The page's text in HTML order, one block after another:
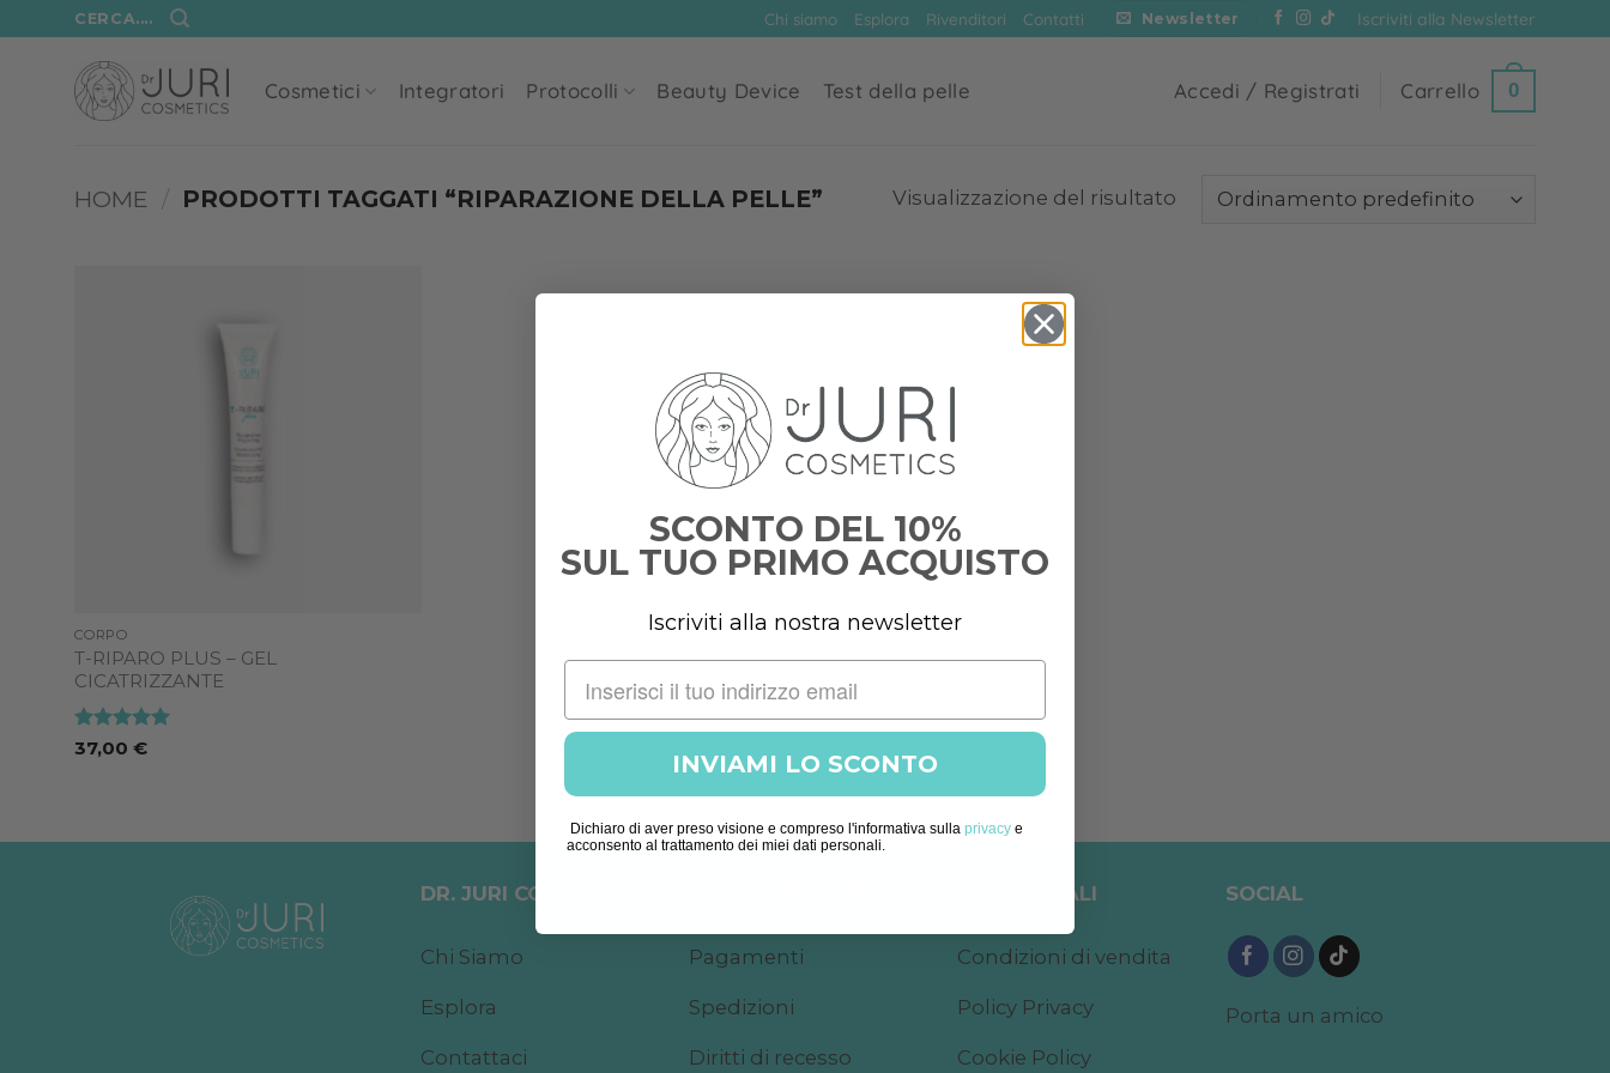
contenuti
CERCA.... Chi siamo Esplora Rivenditori Contatti Newsletter Iscriviti alla Newsletter
Cosmetici Integratori Protocolli Beauty Device Test della pelle Accedi / Registrati Carrello 0
HOME / PRODOTTI TAGGATI “RIPARAZIONE DELLA PELLE” Visualizzazione del risultato
CORPO
T-RIPARO PLUS – GEL
CICATRIZZANTE
Valutato5
37,00 €
DR. JURI COSMETICS
Chi Siamo
Esplora
Contattaci
Pagamenti
Spedizioni
Diritti di recesso
NOTE LEGALI
Condizioni di vendita
Policy Privacy
Cookie Policy
SOCIAL
Porta un amico
SCONTO DEL 10%
SUL TUO PRIMO ACQUISTO
Iscriviti alla nostra newsletter
INVIAMI LO SCONTO
Dichiaro di aver preso visione e compreso l'informativa sulla privacy e
acconsento al trattamento dei miei dati personali.